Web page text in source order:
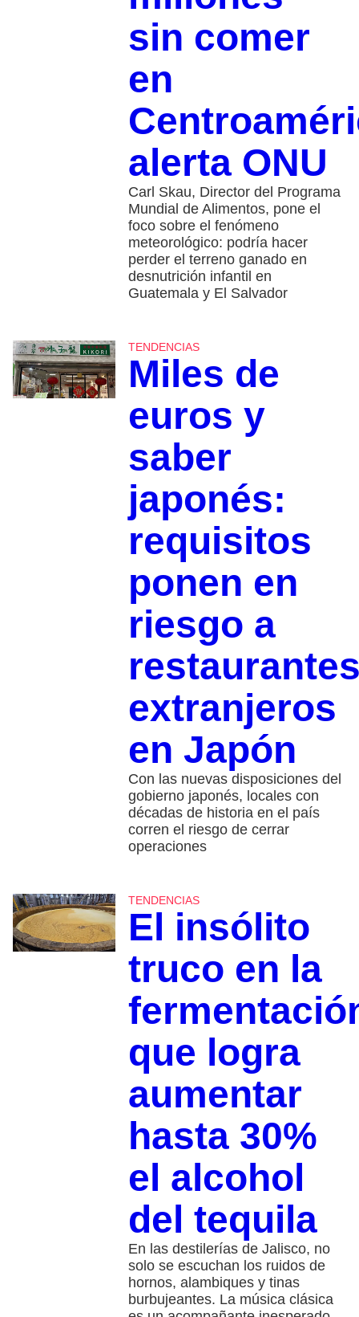
sin comer
en
alerta ONU
Carl Skau, Director del Programa
Mundial de Alimentos, pone el
foco sobre el fenómeno
meteorológico: podría hacer
perder el terreno ganado en
desnutrición infantil en
Guatemala y El Salvador
TENDENCIAS
Miles de
euros y
saber
japonés:
requisitos
ponen en
riesgo a
extranjeros
en Japón
Con las nuevas disposiciones del
gobierno japonés, locales con
décadas de historia en el país
corren el riesgo de cerrar
operaciones
TENDENCIAS
El insólito
truco en la
que logra
aumentar
hasta 30%
el alcohol
del tequila
En las destilerías de Jalisco, no
solo se escuchan los ruidos de
hornos, alambiques y tinas
burbujeantes. La música clásica